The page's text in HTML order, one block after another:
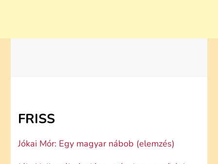
FRISS
Jókai Mór: Egy magyar nábob (elemzés)